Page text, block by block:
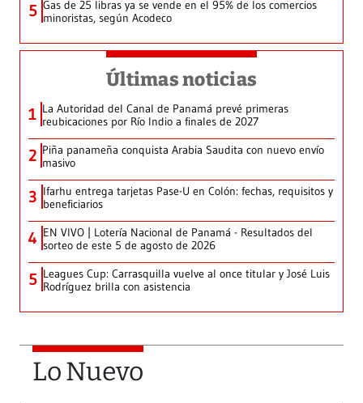
5 Gas de 25 libras ya se vende en el 95% de los comercios
minoristas, según Acodeco
Últimas noticias
1 La Autoridad del Canal de Panamá prevé primeras
reubicaciones por Río Indio a finales de 2027
2 Piña panameña conquista Arabia Saudita con nuevo envío
masivo
3 Ifarhu entrega tarjetas Pase-U en Colón: fechas, requisitos y
beneficiarios
4 EN VIVO | Lotería Nacional de Panamá - Resultados del
sorteo de este 5 de agosto de 2026
5 Leagues Cup: Carrasquilla vuelve al once titular y José Luis
Rodríguez brilla con asistencia
Lo Nuevo